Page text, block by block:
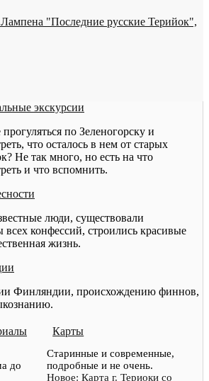
"Последние русские Терийок",
экскурсии
по Зеленогорску и
что осталось в нем от старых
Не так много, но есть на что
и что вспомнить.
люди, существовали
конфессий, строились красивые
жизнь.
Финляндии, происхождению финнов,
до
Карты
Старинные и современные,
подробные и не очень.
Новое: Карта г. Териоки со